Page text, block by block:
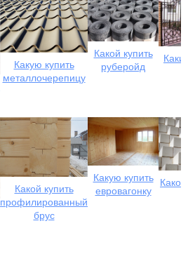
Какую купить
металлочерепицу
Какой купить
руберойд
Какой купить
профилированный
брус
Какую купить
евровагонку